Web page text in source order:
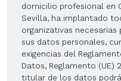
domicilio profesional en
Sevilla, ha implantado
organizativas
sus datos personales,
exigencias del
Datos, Reglamento (UE)
titular de los datos